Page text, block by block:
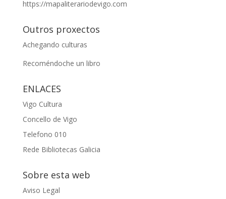
https://mapaliterariodevigo.com
Outros proxectos
Achegando culturas
Recoméndoche un libro
ENLACES
Vigo Cultura
Concello de Vigo
Telefono 010
Rede Bibliotecas Galicia
Sobre esta web
Aviso Legal